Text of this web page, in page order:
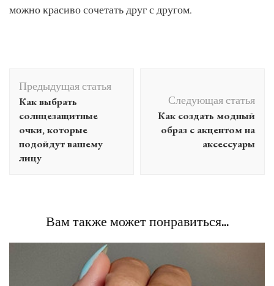
можно красиво сочетать друг с другом.
по
записям
Предыдущая статья
Как выбрать
солнцезащитные
очки, которые
подойдут вашему
лицу
Следующая статья
Как создать модный
образ с акцентом на
аксессуары
Вам также может понравиться...